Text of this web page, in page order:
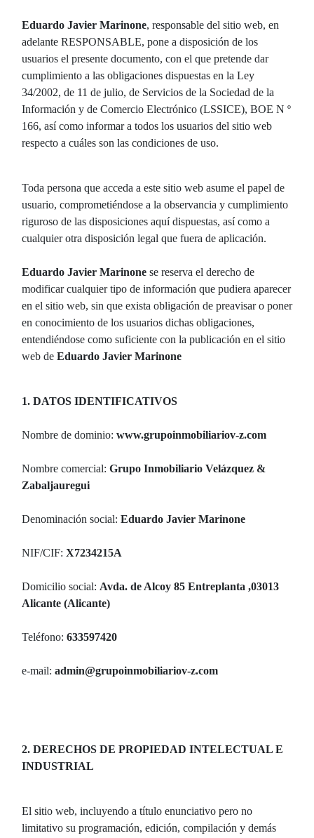
Eduardo Javier Marinone, responsable del sitio web, en
adelante RESPONSABLE, pone a disposición de los
usuarios el presente documento, con el que pretende dar
cumplimiento a las obligaciones dispuestas en la Ley
34/2002, de 11 de julio, de Servicios de la Sociedad de la
Información y de Comercio Electrónico (LSSICE), BOE N º
166, así como informar a todos los usuarios del sitio web
respecto a cuáles son las condiciones de uso.
Toda persona que acceda a este sitio web asume el papel de
usuario, comprometiéndose a la observancia y cumplimiento
riguroso de las disposiciones aquí dispuestas, así como a
cualquier otra disposición legal que fuera de aplicación.
Eduardo Javier Marinone se reserva el derecho de
modificar cualquier tipo de información que pudiera aparecer
en el sitio web, sin que exista obligación de preavisar o poner
en conocimiento de los usuarios dichas obligaciones,
entendiéndose como suficiente con la publicación en el sitio
web de Eduardo Javier Marinone
1. DATOS IDENTIFICATIVOS
Nombre de dominio: www.grupoinmobiliariov-z.com
Nombre comercial: Grupo Inmobiliario Velázquez &
Zabaljauregui
Denominación social: Eduardo Javier Marinone
NIF/CIF: X7234215A
Domicilio social: Avda. de Alcoy 85 Entreplanta ,03013
Alicante (Alicante)
Teléfono: 633597420
e-mail: admin@grupoinmobiliariov-z.com
2. DERECHOS DE PROPIEDAD INTELECTUAL E
INDUSTRIAL
El sitio web, incluyendo a título enunciativo pero no
limitativo su programación, edición, compilación y demás